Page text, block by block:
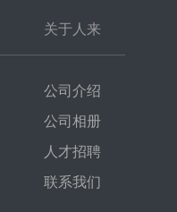
关于人来
公司介绍
公司相册
人才招聘
联系我们